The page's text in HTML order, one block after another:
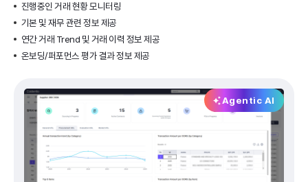
진행중인 거래 현황 모니터링
기본 및 재무 관련 정보 제공
연간 거래 Trend 및 거래 이력 정보 제공
온보딩/퍼포먼스 평가 결과 정보 제공
Agentic AI